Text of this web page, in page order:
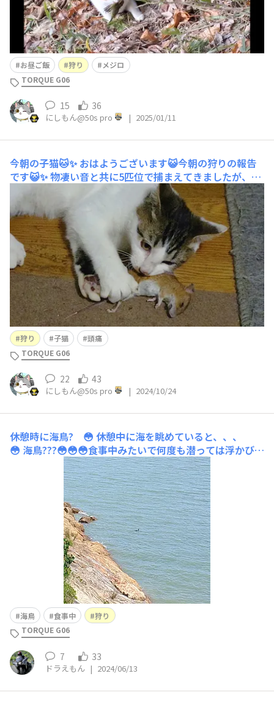
お昼ご飯 狩り
メジロ
TORQUE G06
15 36
にしもん@50s pro | 2025/01/11
今朝の子猫🐱✨ おはようございます😺今朝の狩りの報告
です😺✨ 物凄い音と共に5匹位で捕まえてきましたが、燃
えるゴミの日なのでそのまま廃棄されました😀✨💦 今朝
は謎の頭痛に悩まされてます🥲
狩り 子猫
頭痛
TORQUE G06
22 43
にしもん@50s pro | 2024/10/24
休憩時に海鳥? 😳 休憩中に海を眺めていると、、、
😳 海鳥???😳😳😳食事中みたいで何度も潜っては浮かび、
また潜るを繰り返してました。意外に息が長く、一度潜る
と4・50秒浮かんできません。☺️☺️☺️☺️☺️
海鳥 食事中
狩り
TORQUE G06
7 33
ドラえもん | 2024/06/13